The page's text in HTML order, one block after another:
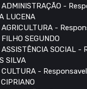
ADMINISTRAÇÃO -
LUCENA
AGRICULTURA -
SEGUNDO
ASSISTÊNCIA SOCIAL -
SILVA
CULTURA -